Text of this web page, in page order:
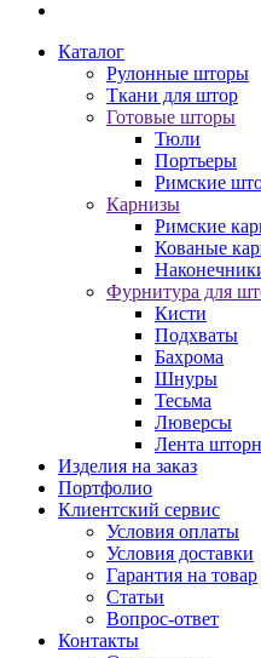
Каталог
Рулонные шторы
Ткани для штор
Готовые шторы
Тюли
Портьеры
Римские
Карнизы
Римские
Кованые
Фурнитура для
Кисти
Подхваты
Бахрома
Шнуры
Тесьма
Люверсы
Лента
Изделия на заказ
Портфолио
Клиентский сервис
Условия оплаты
Условия доставки
Гарантия на товар
Статьи
Вопрос-ответ
Контакты